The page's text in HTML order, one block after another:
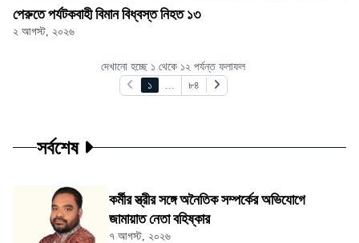
পেরুতে পর্যটকবাহী বিমান বিধ্বস্ত নিহত ১৩
২ আগস্ট, ২০২৬
দেখানো হচ্ছে ১ থেকে ১২ পর্যন্ত ফলাফল
১
... ৮৪
সর্বশেষ
কর্মীর স্ত্রীর সঙ্গে অনৈতিক সম্পর্কের অভিযোগে
জামায়াত নেতা বহিষ্কার
৭ আগস্ট, ২০২৬